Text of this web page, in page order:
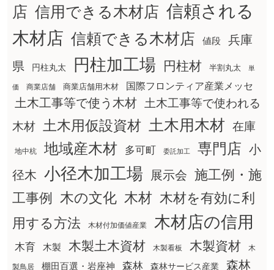
店 信用できる木材店 信頼される
木材店 信頼できる木材店 値段
兵庫
県
円柱丸太 円柱加工場 円柱材 半割丸太 単
価 商業店舗 商業店舗用木材 国際フロンティア産業メッセ
土木工事等で使う木材
土木工事等で使われる
木材
土木用仮設資材 土木用木材 在庫
地中杭 地域産木材 多可町 委託加工 専門店 小
径木 小径木加工場 展示会 施工例・施
工事例
木の文化 木材 木材を有効に利
用する方法
木材付加価値産業 木材店の信用
木育 木製 木製土木資材 木製看板 木製資材 木
製鳥居 棚田百選・岩座神 森林 森林サービス産業
森林